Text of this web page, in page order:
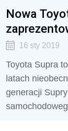
Nowa
16 sty 2019
Toyota Supra
latach
generacji